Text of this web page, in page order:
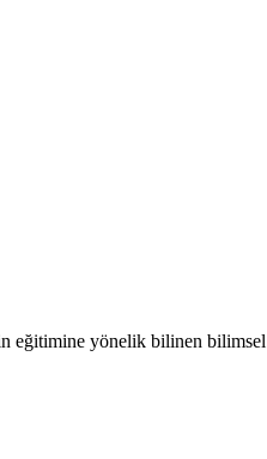
yönelik bilinen bilimsel